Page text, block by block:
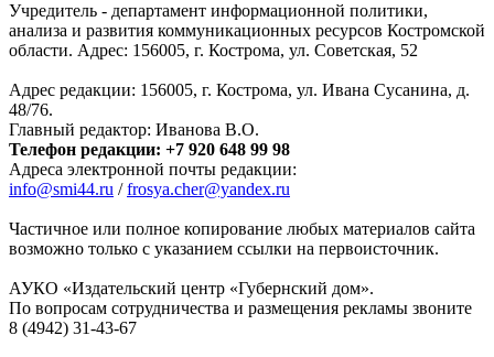
Учредитель - департамент информационной политики,
анализа и развития коммуникационных ресурсов Костромской
области. Адрес: 156005, г. Кострома, ул. Советская, 52
Адрес редакции: 156005, г. Кострома, ул. Ивана Сусанина, д.
48/76.
Главный редактор: Иванова В.О.
Телефон редакции: +7 920 648 99 98
Адреса электронной почты редакции:
info@smi44.ru /frosya.cher@yandex.ru
Частичное или полное копирование любых материалов сайта
возможно только с указанием ссылки на первоисточник.
АУКО «Издательский центр «Губернский дом».
По вопросам сотрудничества и размещения рекламы звоните
8 (4942) 31-43-67